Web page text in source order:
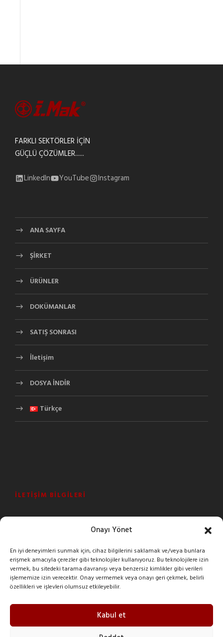
Onayı Yönet
En iyi deneyimleri sunmak için, cihaz bilgilerini saklamak ve/veya bunlara
erişmek amacıyla çerezler gibi teknolojiler kullanıyoruz. Bu teknolojilere izin
vermek, bu sitedeki tarama davranışı veya benzersiz kimlikler gibi verileri
işlememize izin verecektir. Onay vermemek veya onayı geri çekmek, belirli
özellikleri ve işlevleri olumsuz etkileyebilir.
Kabul et
FARKLI SEKTÖRLER İÇİN
GÜÇLÜ ÇÖZÜMLER......
LinkedIn YouTube Instagram
ANA SAYFA
ŞİRKET
ÜRÜNLER
DOKÜMANLAR
SATIŞ SONRASI
İletişim
DOSYA İNDİR
Türkçe
İLETIŞIM BILGILERI
+90 216 378 03 26
imak@imakreduktor.com
imak@imakreduktor.com